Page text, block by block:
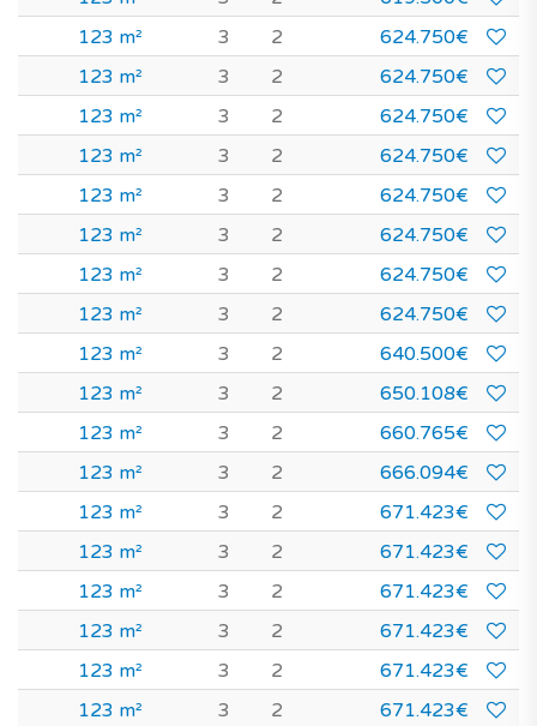
123 m²
3 2
624.750€
123 m²
3 2
624.750€
123 m²
3 2
624.750€
123 m²
3 2
624.750€
123 m²
3 2
624.750€
123 m²
3 2
624.750€
123 m²
3 2
624.750€
123 m²
3 2
624.750€
123 m²
3 2
640.500€
123 m²
3 2
650.108€
123 m²
3 2
660.765€
123 m²
3 2
666.094€
123 m²
3 2
671.423€
123 m²
3 2
671.423€
123 m²
3 2
671.423€
123 m²
3 2
671.423€
123 m²
3 2
671.423€
123 m²
3 2
671.423€